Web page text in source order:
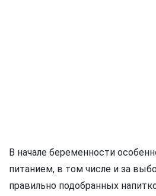
В начале беременности
питанием, в том числе и за
правильно подобранных